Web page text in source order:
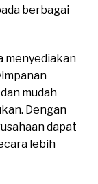
berbagai
menyediakan
mudah
Dengan
dapat
lebih